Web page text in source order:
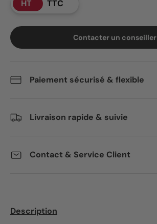
HT TTC
Contacter un conseiller
Paiement sécurisé & flexible
Livraison rapide & suivie
Contact & Service Client
Description